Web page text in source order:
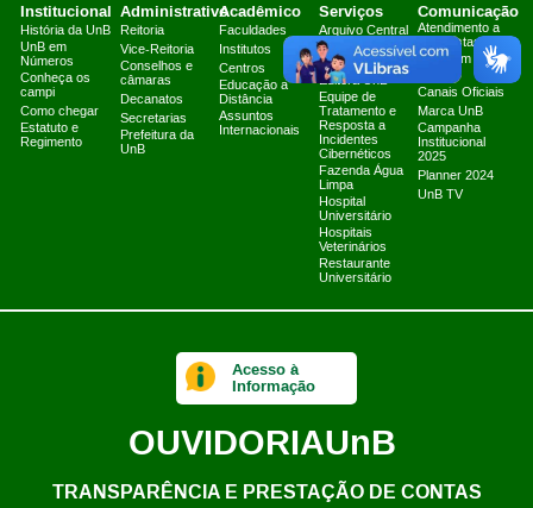
Institucional
História da UnB
UnB em
Números
Conheça os
campi
Como chegar
Estatuto e
Regimento
Administrativo
Reitoria
Vice-Reitoria
Conselhos e
câmaras
Decanatos
Secretarias
Prefeitura da
UnB
Acadêmico
Faculdades
Institutos
Centros
Educação a
Distância
Assuntos
Internacionais
Serviços
Arquivo Central
Biblioteca
Central
Editora UnB
Equipe de
Tratamento e
Resposta a
Incidentes
Cibernéticos
Fazenda Água
Limpa
Hospital
Universitário
Hospitais
Veterinários
Restaurante
Universitário
Comunicação
Atendimento a
Jornalistas
Fale com a
Canais Oficiais
Marca UnB
Campanha
Institucional
2025
Planner 2024
UnB TV
Acesso à
Informação
OUVIDORIAUnB
TRANSPARÊNCIA E PRESTAÇÃO DE CONTAS